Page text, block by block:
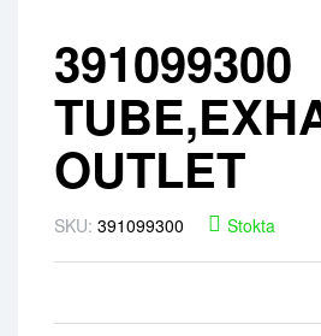
391099300
OUTLET
SKU: 391099300 Stokta